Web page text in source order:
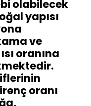
olabilecek
yapısı
ve
oranına
oranı